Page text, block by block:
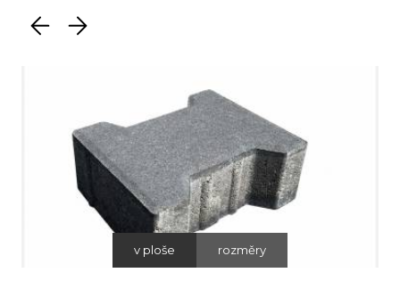
v ploše rozměry